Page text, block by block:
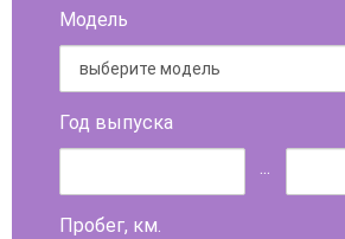
Модель
Год выпуска
...
Пробег, км.